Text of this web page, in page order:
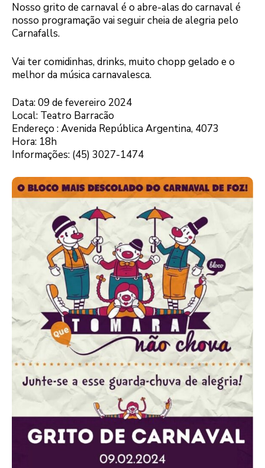
Nosso grito de carnaval é o abre-alas do carnaval é
nosso programação vai seguir cheia de alegria pelo
Carnafalls.
Vai ter comidinhas, drinks, muito chopp gelado e o
melhor da música carnavalesca.
Data: 09 de fevereiro 2024
Local: Teatro Barracão
Endereço : Avenida República Argentina, 4073
Hora: 18h
Informações: (45) 3027-1474